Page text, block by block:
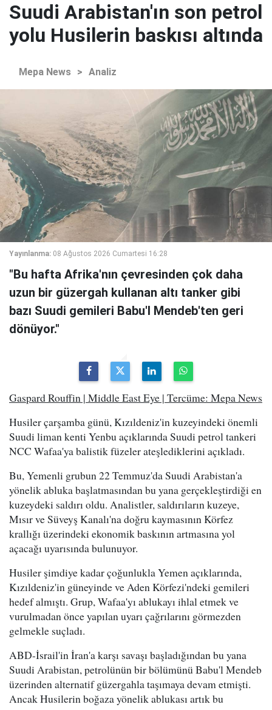
Suudi Arabistan'ın son petrol
yolu Husilerin baskısı altında
Mepa News > Analiz
Yayınlanma: 08 Ağustos 2026 Cumartesi 16:28
"Bu hafta Afrika'nın çevresinden çok daha
uzun bir güzergah kullanan altı tanker gibi
bazı Suudi gemileri Babu'l Mendeb'ten geri
dönüyor."
Gaspard Rouffin | Middle East Eye | Tercüme: Mepa News
Husiler çarşamba günü, Kızıldeniz'in kuzeyindeki önemli
Suudi liman kenti Yenbu açıklarında Suudi petrol tankeri
NCC Wafaa'ya balistik füzeler ateşlediklerini açıkladı.
Bu, Yemenli grubun 22 Temmuz'da Suudi Arabistan'a
yönelik abluka başlatmasından bu yana gerçekleştirdiği en
kuzeydeki saldırı oldu. Analistler, saldırıların kuzeye,
Mısır ve Süveyş Kanalı'na doğru kaymasının Körfez
krallığı üzerindeki ekonomik baskının artmasına yol
açacağı uyarısında bulunuyor.
Husiler şimdiye kadar çoğunlukla Yemen açıklarında,
Kızıldeniz'in güneyinde ve Aden Körfezi'ndeki gemileri
hedef almıştı. Grup, Wafaa'yı ablukayı ihlal etmek ve
vurulmadan önce yapılan uyarı çağrılarını görmezden
gelmekle suçladı.
ABD-İsrail'in İran'a karşı savaşı başladığından bu yana
Suudi Arabistan, petrolünün bir bölümünü Babu'l Mendeb
üzerinden alternatif güzergahla taşımaya devam etmişti.
Ancak Husilerin boğaza yönelik ablukası artık bu